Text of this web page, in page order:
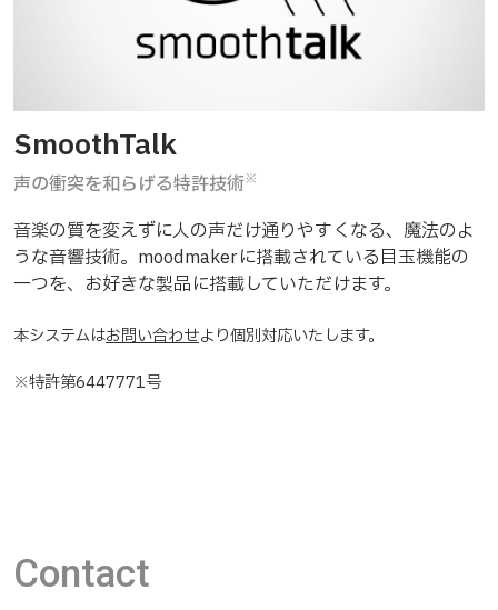
SmoothTalk
声の衝突を和らげる特許技術※
音楽の質を変えずに人の声だけ通りやすくなる、魔法のよ
うな音響技術。moodmakerに搭載されている目玉機能の
一つを、お好きな製品に搭載していただけます。
本システムはお問い合わせより個別対応いたします。
※特許第6447771号
Contact